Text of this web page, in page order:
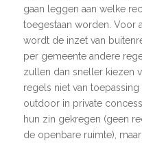
gaan leggen aan welke
toegestaan worden. Voor
wordt de inzet van
per gemeente andere
zullen dan sneller kiezen
regels niet van
outdoor in private
hun zin gekregen (geen
de openbare ruimte),